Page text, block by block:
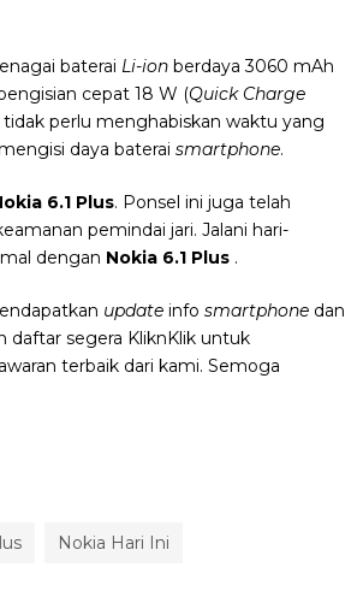
baterai Li-ion berdaya 3060 mAh
cepat 18 W (Quick Charge
perlu menghabiskan waktu yang
daya baterai smartphone.
6.1 Plus. Ponsel ini juga telah
pemindai jari. Jalani hari-
dengan Nokia 6.1 Plus .
update info smartphone dan
daftar segera KliknKlik untuk
terbaik dari kami. Semoga
Nokia Hari Ini